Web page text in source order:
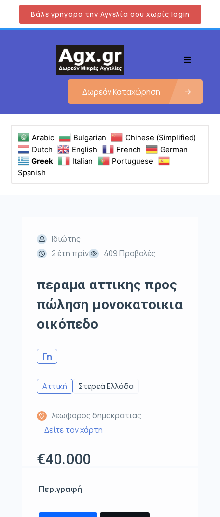
Βάλε γρήγορα την Αγγελία σου χωρίς login
Δωρεάν Καταχώρηση
Arabic Bulgarian
Chinese (Simplified)
Dutch
English French
German
Greek
Italian
Portuguese
Spanish
Ιδιώτης
2 έτη πρίν
409 Προβολές
περαμα αττικης προς
πώληση μονοκατοικια
οικόπεδο
Γη
Αττική Στερεά Ελλάδα
λεωφορος δημοκρατιας
Δείτε τον χάρτη
€40.000
Περιγραφή